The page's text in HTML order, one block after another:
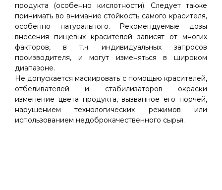
продукта (особенно кислотности). Следует также
принимать во внимание стойкость самого красителя,
особенно натурального. Рекомендуемые дозы
внесения пищевых красителей зависят от многих
факторов, в т.ч. индивидуальных запросов
производителя, и могут изменяться в широком
диапазоне.
Не допускается маскировать с помощью красителей,
отбеливателей и стабилизаторов окраски
изменение цвета продукта, вызванное его порчей,
нарушением технологических режимов или
использованием недоброкачественного сырья.